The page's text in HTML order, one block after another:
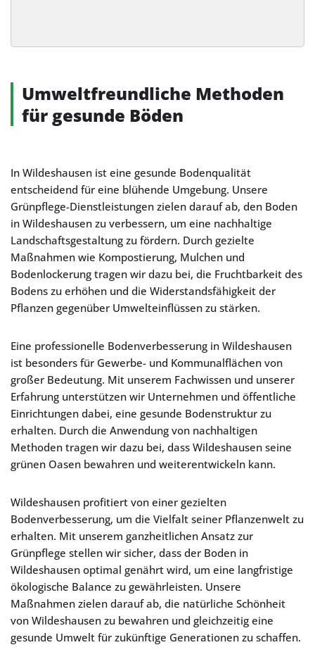
Alternative:
Umweltfreundliche Methoden
für gesunde Böden
In Wildeshausen ist eine gesunde Bodenqualität
entscheidend für eine blühende Umgebung. Unsere
Grünpflege-Dienstleistungen zielen darauf ab, den Boden
in Wildeshausen zu verbessern, um eine nachhaltige
Landschaftsgestaltung zu fördern. Durch gezielte
Maßnahmen wie Kompostierung, Mulchen und
Bodenlockerung tragen wir dazu bei, die Fruchtbarkeit des
Bodens zu erhöhen und die Widerstandsfähigkeit der
Pflanzen gegenüber Umwelteinflüssen zu stärken.
Eine professionelle Bodenverbesserung in Wildeshausen
ist besonders für Gewerbe- und Kommunalflächen von
großer Bedeutung. Mit unserem Fachwissen und unserer
Erfahrung unterstützen wir Unternehmen und öffentliche
Einrichtungen dabei, eine gesunde Bodenstruktur zu
erhalten. Durch die Anwendung von nachhaltigen
Methoden tragen wir dazu bei, dass Wildeshausen seine
grünen Oasen bewahren und weiterentwickeln kann.
Wildeshausen profitiert von einer gezielten
Bodenverbesserung, um die Vielfalt seiner Pflanzenwelt zu
erhalten. Mit unserem ganzheitlichen Ansatz zur
Grünpflege stellen wir sicher, dass der Boden in
Wildeshausen optimal genährt wird, um eine langfristige
ökologische Balance zu gewährleisten. Unsere
Maßnahmen zielen darauf ab, die natürliche Schönheit
von Wildeshausen zu bewahren und gleichzeitig eine
gesunde Umwelt für zukünftige Generationen zu schaffen.